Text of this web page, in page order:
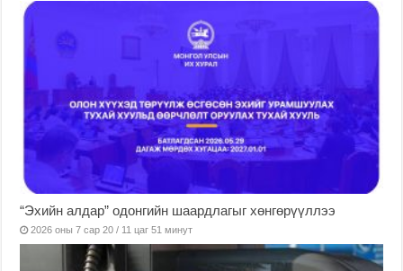
“Эхийн алдар” одонгийн шаардлагыг хөнгөрүүллээ
2026 оны 7 сар 20 / 11 цаг 51 минут